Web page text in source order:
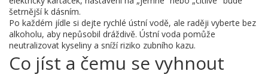
šetrnější k dásním.
Po každém jídle si dejte rychlé ústní vodě, ale raději vyberte bez
alkoholu, aby nepůsobil dráždivě. Ústní voda pomůže
neutralizovat kyseliny a sníží riziko zubního kazu.
Co jíst a čemu se vyhnout